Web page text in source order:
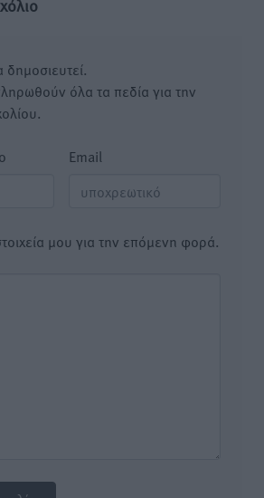
όλα τα πεδία για την
Email
μου για την επόμενη φορά.